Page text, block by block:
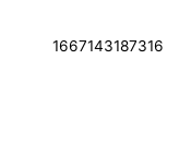
1667143187316